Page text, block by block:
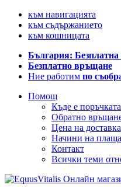
към навигацията
към съдържанието
към кошницата
България: Безплатна
Безплатно връщане
Ние работим по
Помощ
Къде е
Обратно
Цена на доставка
Начини на
Контакт
Всички теми